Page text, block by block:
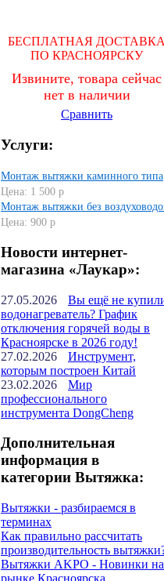
БЕСПЛАТНАЯ ДОСТАВКА
ПО КРАСНОЯРСКУ
Извините, товара сейчас
нет в наличии
Сравнить
Услуги:
Монтаж вытяжки каминного типа
Цена: 1 500 р
Монтаж вытяжки без
Цена: 900 р
Новости интернет-
магазина «Лаукар»:
27.05.2026
Вы ещё не
водонагреватель? График
отключения горячей воды в
Красноярске в 2026 году!
27.02.2026
Инструмент,
которым построен Китай
23.02.2026
Мир
профессионального
инструмента DongCheng
Дополнительная
информация в
категории Вытяжка:
Вытяжки - разбираемся в
терминах
Как правильно рассчитать
производительность
Вытяжки AKPO - Новинки на